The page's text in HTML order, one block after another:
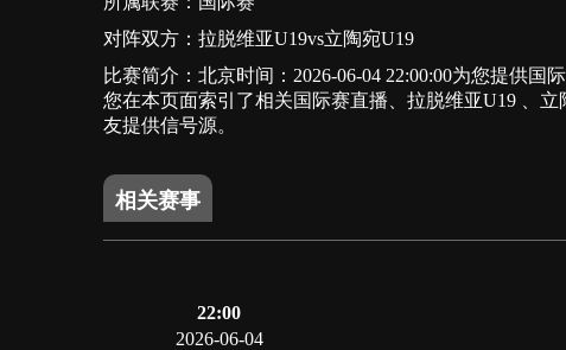
对阵双方：拉脱维亚U19vs立陶宛U19
比赛简介：北京时间：2026-06-04 22:00:00为您提供
您在本页面索引了相关国际赛直播、拉脱维亚U19 、
友提供信号源。
相关赛事
22:00
2026-06-04